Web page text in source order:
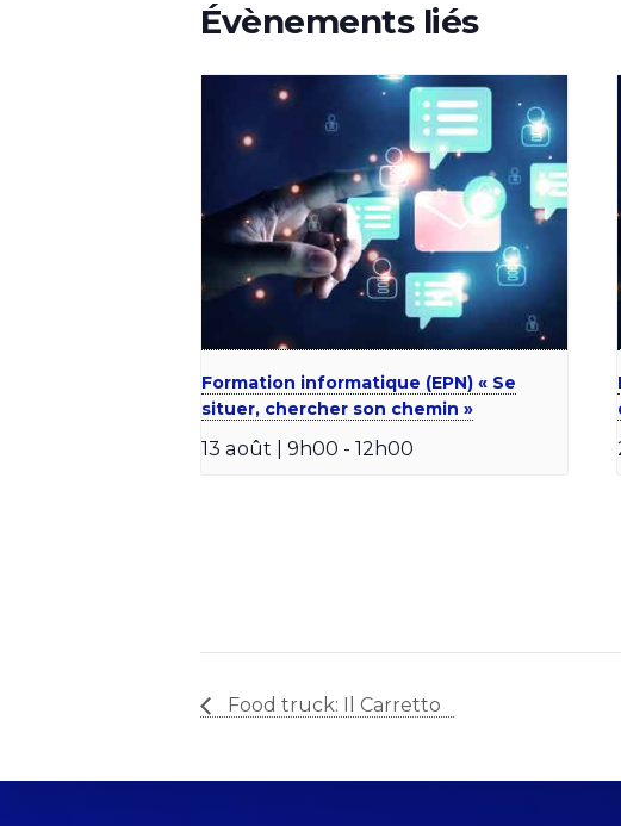
Évènements liés
Formation informatique (EPN) « Se
situer, chercher son chemin »
13 août | 9h00 - 12h00
Food truck: Il Carretto